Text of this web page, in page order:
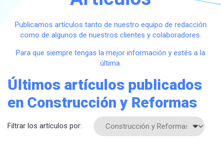
Publicamos artículos tanto de nuestro equipo de redacción
como de algunos de nuestros clientes y colaboradores.
Para que siempre tengas la mejor información y estés a la
última.
Últimos artículos publicados
en Construcción y Reformas
Filtrar los artículos por: